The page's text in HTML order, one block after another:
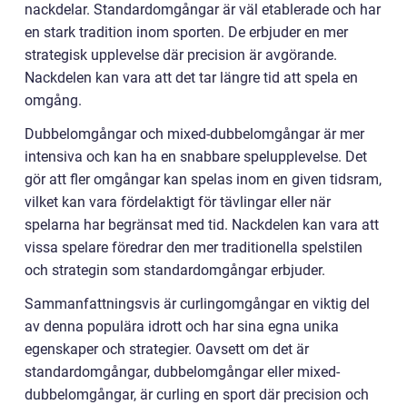
nackdelar. Standardomgångar är väl etablerade och har
en stark tradition inom sporten. De erbjuder en mer
strategisk upplevelse där precision är avgörande.
Nackdelen kan vara att det tar längre tid att spela en
omgång.
Dubbelomgångar och mixed-dubbelomgångar är mer
intensiva och kan ha en snabbare spelupplevelse. Det
gör att fler omgångar kan spelas inom en given tidsram,
vilket kan vara fördelaktigt för tävlingar eller när
spelarna har begränsat med tid. Nackdelen kan vara att
vissa spelare föredrar den mer traditionella spelstilen
och strategin som standardomgångar erbjuder.
Sammanfattningsvis är curlingomgångar en viktig del
av denna populära idrott och har sina egna unika
egenskaper och strategier. Oavsett om det är
standardomgångar, dubbelomgångar eller mixed-
dubbelomgångar, är curling en sport där precision och